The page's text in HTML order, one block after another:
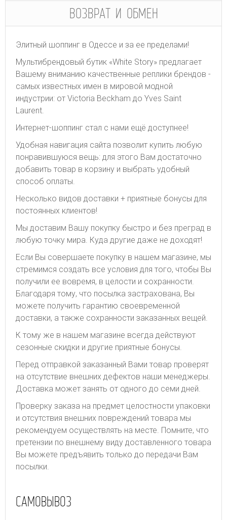
ВОЗВРАТ И ОБМЕН
Элитный шоппинг в Одессе и за ее пределами!
Мультибрендовый бутик «White Story» предлагает
Вашему вниманию качественные реплики брендов -
самых известных имен в мировой модной
индустрии: от Victoria Beckham до Yves Saint
Laurent.
Интернет-шоппинг стал с нами ещё доступнее!
Удобная навигация сайта позволит купить любую
понравившуюся вещь: для этого Вам достаточно
добавить товар в корзину и выбрать удобный
способ оплаты.
Несколько видов доставки + приятные бонусы для
постоянных клиентов!
Мы доставим Вашу покупку быстро и без преград в
любую точку мира. Куда другие даже не доходят!
Если Вы совершаете покупку в нашем магазине, мы
стремимся создать все условия для того, чтобы Вы
получили ее вовремя, в целости и сохранности.
Благодаря тому, что посылка застрахована, Вы
можете получить гарантию своевременной
доставки, а также сохранности заказанных вещей.
К тому же в нашем магазине всегда действуют
сезонные скидки и другие приятные бонусы.
Перед отправкой заказанный Вами товар проверят
на отсутствие внешних дефектов наши менеджеры.
Доставка может занять от одного до семи дней.
Проверку заказа на предмет целостности упаковки
и отсутствия внешних повреждений товара мы
рекомендуем осуществлять на месте. Помните, что
претензии по внешнему виду доставленного товара
Вы можете предъявить только до передачи Вам
посылки.
САМОВЫВОЗ